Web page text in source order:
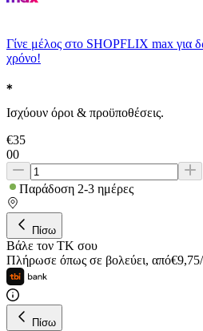
Γίνε μέλος στο SHOPFLIX max για
χρόνο!
Ισχύουν όροι & προϋποθέσεις.
€35
00
Παράδοση 2-3 ημέρες
Πίσω
Βάλε τον ΤΚ σου
Πλήρωσε όπως σε βολεύει, από€9,75/
Πίσω